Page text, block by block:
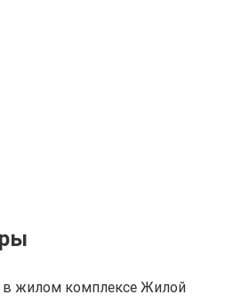
в жилом комплексе Жилой